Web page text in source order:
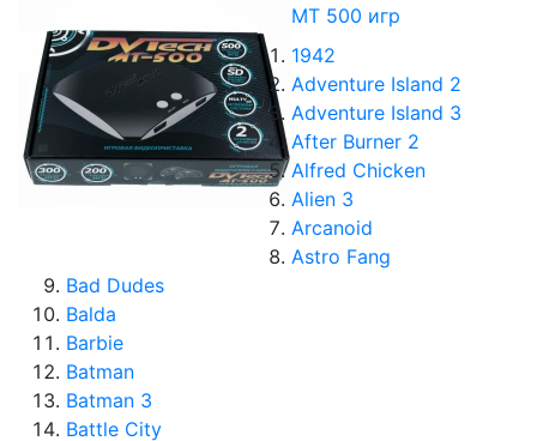
MT 500 игр
1942
Adventure Island 2
Adventure Island 3
After Burner 2
Alfred Chicken
Alien 3
Arcanoid
Astro Fang
Bad Dudes
Balda
Barbie
Batman
Batman 3
Battle City